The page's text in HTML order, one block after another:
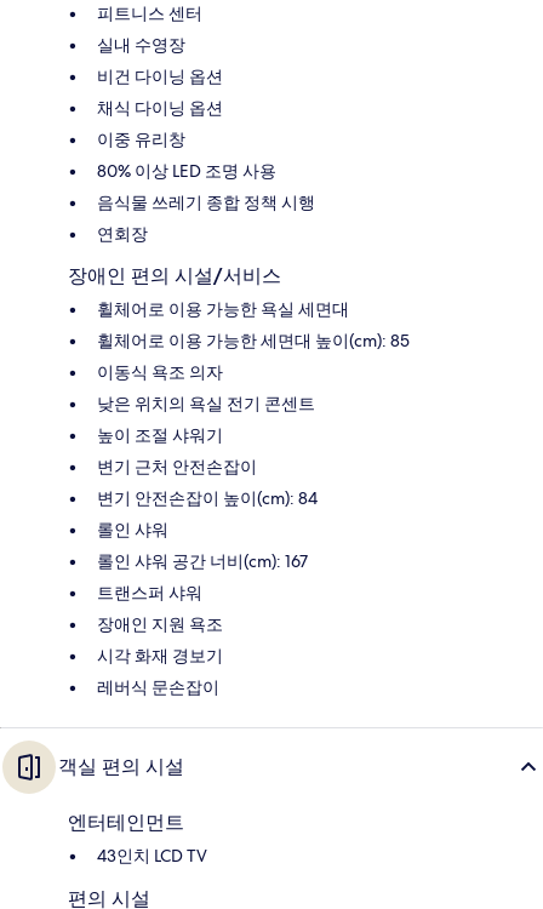
피트니스 센터
실내 수영장
비건 다이닝 옵션
채식 다이닝 옵션
이중 유리창
80% 이상 LED 조명 사용
음식물 쓰레기 종합 정책 시행
연회장
장애인 편의 시설/서비스
휠체어로 이용 가능한 욕실 세면대
휠체어로 이용 가능한 세면대 높이(cm): 85
이동식 욕조 의자
낮은 위치의 욕실 전기 콘센트
높이 조절 샤워기
변기 근처 안전손잡이
변기 안전손잡이 높이(cm): 84
롤인 샤워
롤인 샤워 공간 너비(cm): 167
트랜스퍼 샤워
장애인 지원 욕조
시각 화재 경보기
레버식 문손잡이
객실 편의 시설
엔터테인먼트
43인치 LCD TV
편의 시설